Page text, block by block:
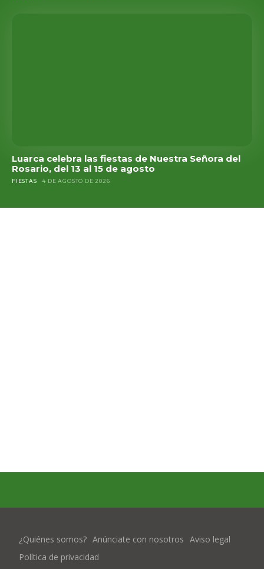
Luarca celebra las fiestas de Nuestra Señora del
Rosario, del 13 al 15 de agosto
FIESTAS 4 DE AGOSTO DE 2026
¿Quiénes somos? Anúnciate con nosotros Aviso legal
Política de privacidad